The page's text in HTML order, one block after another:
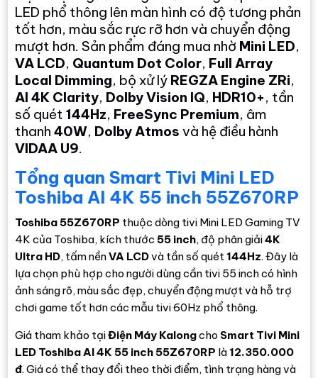
LED phổ thông lên màn hình có độ tương phản
tốt hơn, màu sắc rực rỡ hơn và chuyển động
mượt hơn. Sản phẩm đáng mua nhờ Mini LED,
VA LCD, Quantum Dot Color, Full Array
Local Dimming, bộ xử lý REGZA Engine ZRi,
AI 4K Clarity, Dolby Vision IQ, HDR10+, tần
số quét144Hz, FreeSync Premium, âm
thanh40W, Dolby Atmos và hệ điều hành
VIDAA U9.
Tổng quan Smart Tivi Mini LED
Toshiba AI 4K 55 inch 55Z670RP
Toshiba 55Z670RP thuộc dòng tivi Mini LED Gaming TV
4K của Toshiba, kích thước 55 inch, độ phân giải4K
Ultra HD, tấm nềnVA LCDvà tần số quét144Hz. Đây là
lựa chọn phù hợp cho người dùng cần tivi 55 inch có hình
ảnh sáng rõ, màu sắc đẹp, chuyển động mượt và hỗ trợ
chơi game tốt hơn các mẫu tivi 60Hz phổ thông.
Giá tham khảo tạiĐiện Máy Kalongcho Smart Tivi Mini
LED Toshiba AI 4K 55 inch 55Z670RP là12.350.000
đ. Giá có thể thay đổi theo thời điểm, tình trạng hàng và